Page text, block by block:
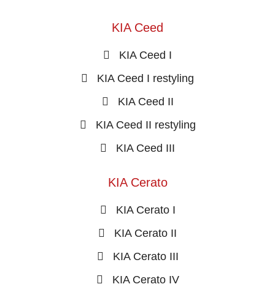
KIA Ceed
KIA Ceed I
KIA Ceed I restyling
KIA Ceed II
KIA Ceed II restyling
KIA Ceed III
KIA Cerato
KIA Cerato I
KIA Cerato II
KIA Cerato III
KIA Cerato IV